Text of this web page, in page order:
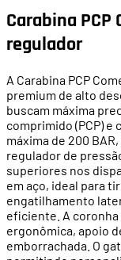
Carabina PCP
regulador
A Carabina PCP
premium de alto
buscam máxima
comprimido (PCP) e
máxima de 200
regulador de
superiores nos
em aço, ideal para
engatilhamento
eficiente. A coronha
ergonômica, apoio
emborrachada. O